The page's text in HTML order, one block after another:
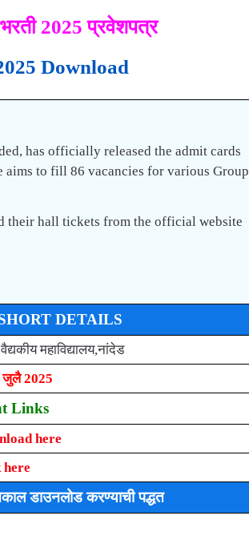
भरती 2025 प्रवेशपत्र
Download
has officially released the admit cards
to fill 86 vacancies for various Group
their hall tickets from the official website
DETAILS
महाविद्यालय,नांदेड
जुलै 2025
Links
here
डाउनलोड करण्याची पद्धत